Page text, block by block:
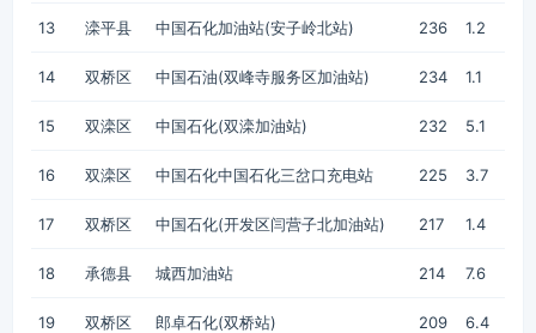
13 滦平县 中国石化加油站(安子岭北站) 236 1.2
14 双桥区 中国石油(双峰寺服务区加油站) 234 1.1
15 双滦区 中国石化(双滦加油站) 232 5.1
16 双滦区 中国石化中国石化三岔口充电站 225 3.7
17 双桥区 中国石化(开发区闫营子北加油站) 217 1.4
18 承德县 城西加油站 214 7.6
19 双桥区 郎卓石化(双桥站) 209 6.4